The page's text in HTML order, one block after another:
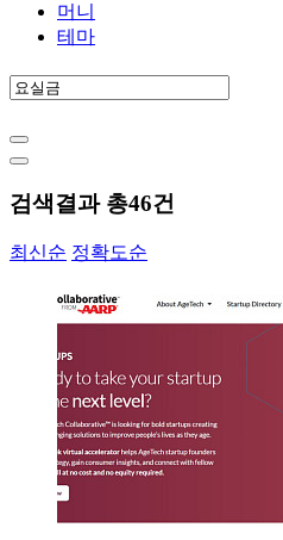
머니
테마
검색결과 총46건
최신순 정확도순